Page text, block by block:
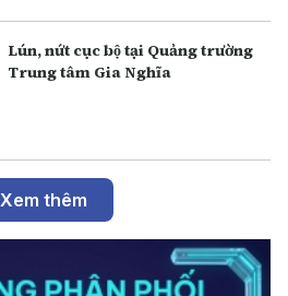
Lún, nứt cục bộ tại Quảng trường
Trung tâm Gia Nghĩa
Xem thêm